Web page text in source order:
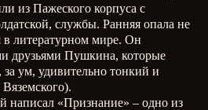
из Пажеского корпуса с
службы. Ранняя опала не
в литературном мире. Он
друзьями Пушкина, которые
за ум, удивительно тонкий и
написал «Признание» – одно из